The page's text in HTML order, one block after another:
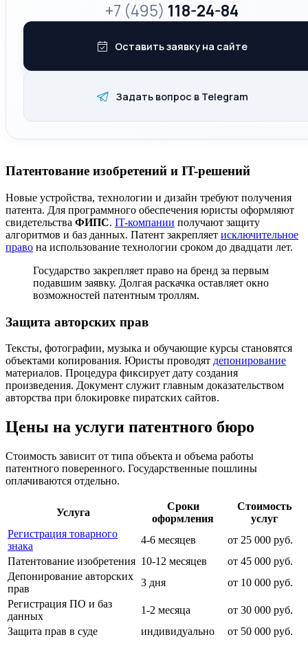
+7 (495) 118-24-84
Оставить заявку на сайте
Задать вопрос в Telegram
Патентование изобретений и IT-решений
Новые устройства, технологии и дизайн требуют получения
патента. Для программного обеспечения юристы оформляют
свидетельства ФИПС. IT-компании получают защиту
алгоритмов и баз данных. Патент закрепляет исключительное
право на использование технологии сроком до двадцати лет.
Государство закрепляет право на бренд за первым
подавшим заявку. Долгая раскачка оставляет окно
возможностей патентным троллям.
Защита авторских прав
Тексты, фотографии, музыка и обучающие курсы становятся
объектами копирования. Юристы проводят депонирование
материалов. Процедура фиксирует дату создания
произведения. Документ служит главным доказательством
авторства при блокировке пиратских сайтов.
Цены на услуги патентного бюро
Стоимость зависит от типа объекта и объема работы
патентного поверенного. Государственные пошлины
оплачиваются отдельно.
Услуга
Сроки
оформления
Стоимость
услуг
Регистрация товарного
знака
4-6 месяцев
от 25 000 руб.
Патентование изобретения 10-12 месяцев
от 45 000 руб.
Депонирование авторских
прав
3 дня
от 10 000 руб.
Регистрация ПО и баз
данных
1-2 месяца
от 30 000 руб.
Защита прав в суде
индивидуально от 50 000 руб.